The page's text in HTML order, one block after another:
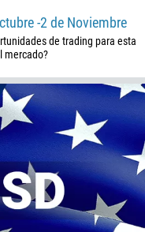
-2 de Noviembre
de trading para esta
mercado?